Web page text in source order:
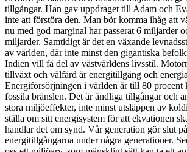
tillgångar. Han gav uppdraget till Adam och
inte att förstöra den. Man bör komma ihåg att
nu med god marginal har passerat 6 miljarder
miljarder. Samtidigt är det en växande
av världen, där inte minst den gigantiska
Indien vill få del av västvärldens livsstil.
tillväxt och välfärd är energitillgång och
Energiförsörjningen i världen är till 80 procent
fossila bränslen. Det är ändliga tillgångar och
stora miljöeffekter, inte minst utsläppen av
ställa om sitt energisystem för att ekvationen
handlar det om synd. Vår generation gör slut
energitillgångarna under några generationer.